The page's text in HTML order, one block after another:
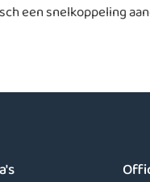
een snelkoppeling